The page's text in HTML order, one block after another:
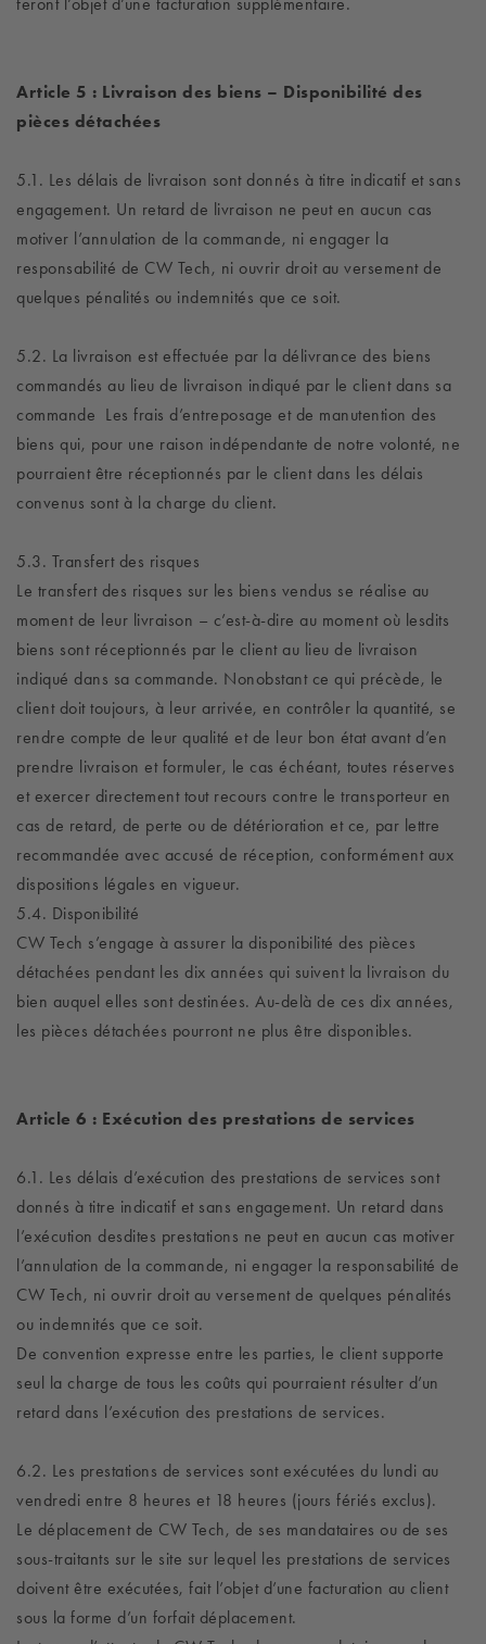
Article 5 : Livraison des biens – Disponibilité des
pièces détachées
5.1. Les délais de livraison sont donnés à titre indicatif et sans
engagement. Un retard de livraison ne peut en aucun cas
motiver l’annulation de la commande, ni engager la
responsabilité de CW Tech, ni ouvrir droit au versement de
quelques pénalités ou indemnités que ce soit.
5.2. La livraison est effectuée par la délivrance des biens
commandés au lieu de livraison indiqué par le client dans sa
commande Les frais d’entreposage et de manutention des
biens qui, pour une raison indépendante de notre volonté, ne
pourraient être réceptionnés par le client dans les délais
convenus sont à la charge du client.
5.3. Transfert des risques
Le transfert des risques sur les biens vendus se réalise au
moment de leur livraison – c’est-à-dire au moment où lesdits
biens sont réceptionnés par le client au lieu de livraison
indiqué dans sa commande. Nonobstant ce qui précède, le
client doit toujours, à leur arrivée, en contrôler la quantité, se
rendre compte de leur qualité et de leur bon état avant d’en
prendre livraison et formuler, le cas échéant, toutes réserves
et exercer directement tout recours contre le transporteur en
cas de retard, de perte ou de détérioration et ce, par lettre
recommandée avec accusé de réception, conformément aux
dispositions légales en vigueur.
5.4. Disponibilité
CW Tech s’engage à assurer la disponibilité des pièces
détachées pendant les dix années qui suivent la livraison du
bien auquel elles sont destinées. Au-delà de ces dix années,
les pièces détachées pourront ne plus être disponibles.
Article 6 : Exécution des prestations de services
6.1. Les délais d’exécution des prestations de services sont
donnés à titre indicatif et sans engagement. Un retard dans
l’exécution desdites prestations ne peut en aucun cas motiver
l’annulation de la commande, ni engager la responsabilité de
CW Tech, ni ouvrir droit au versement de quelques pénalités
ou indemnités que ce soit.
De convention expresse entre les parties, le client supporte
seul la charge de tous les coûts qui pourraient résulter d’un
retard dans l’exécution des prestations de services.
6.2. Les prestations de services sont exécutées du lundi au
vendredi entre 8 heures et 18 heures (jours fériés exclus).
Le déplacement de CW Tech, de ses mandataires ou de ses
sous-traitants sur le site sur lequel les prestations de services
doivent être exécutées, fait l’objet d’une facturation au client
sous la forme d’un forfait déplacement.